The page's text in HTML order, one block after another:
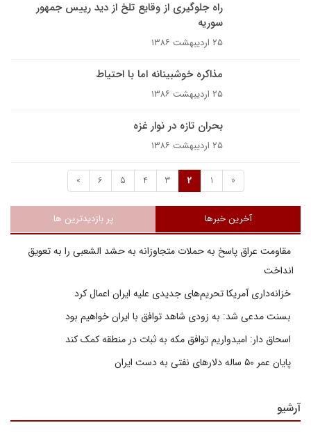
راه جلوگيرى از وقايع تلخ از دید رییس جمهور
سوریه
۲۵ اردیبهشت ۱۳۸۶
مذاکره خوشبينانه اما با احتياط
۲۵ اردیبهشت ۱۳۸۶
بحران تازه در نوار غزه
۲۵ اردیبهشت ۱۳۸۶
«
1
2
3
4
5
6
»
آخرین خبرها پر بازدیدترین ها
مقاومت عراق پاسخ به حملات متجاوزانه به حشد الشعبی را به تعویق
انداخت
خزانه‌داری آمریکا تحریم‌های جدیدی علیه ایران اعمال کرد
بسنت مدعی شد: به زودی شاهد توافق با ایران خواهیم بود
اسحاق دار: امیدواریم توافق مکه به ثبات در منطقه کمک کند
پایان عمر ۵۰ ساله دلارهای نفتی به دست ایران
آرشیو